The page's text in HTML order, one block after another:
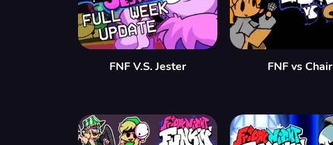
FNF V.S. Jester FNF vs Chair